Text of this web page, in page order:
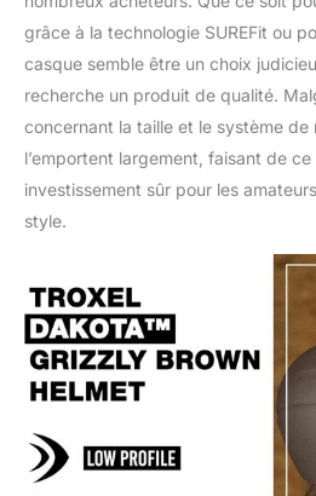
grâce à la technologie SUREFit ou
casque semble être un choix
recherche un produit de qualité.
concernant la taille et le système de
l’emportent largement, faisant de
investissement sûr pour les
style.